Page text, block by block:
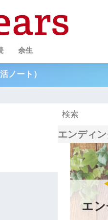
余生
ノート）
エンディ